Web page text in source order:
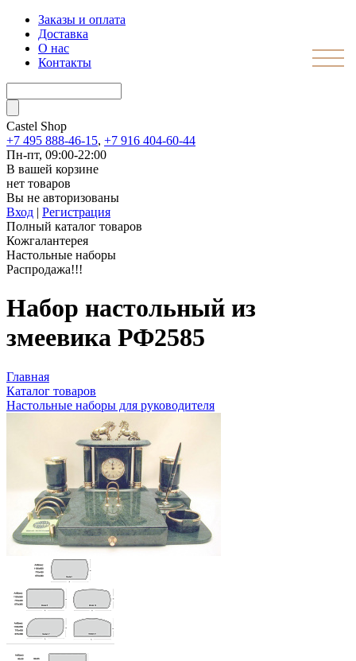
Заказы и оплата
Доставка
О нас
Контакты
Castel Shop
+7 495 888-46-15, +7 916 404-60-44
Пн-пт, 09:00-22:00
В вашей корзине
нет товаров
Вы не авторизованы
Вход | Регистрация
Полный каталог товаров
Кожгалантерея
Настольные наборы
Распродажа!!!
Набор настольный из
змеевика РФ2585
Главная
Каталог товаров
Настольные наборы для руководителя